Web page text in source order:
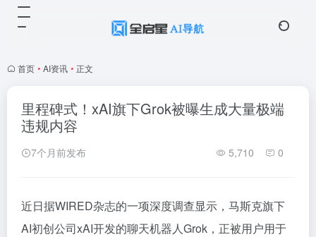
首页 • AI资讯 • 正文
里程碑式！xAI旗下Grok被曝生成大量极端
违规内容
7个月前发布 5,710 0
近日据WIRED杂志的一项深度调查显示，马斯克旗下
AI初创公司xAI开发的聊天机器人Grok，正被用户用于